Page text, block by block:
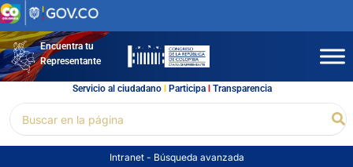
Ir
al
contenidoEncuentra tu
Representante
Servicio al ciudadano l Participal Transparencia
por:
Intranet - Búsqueda avanzada